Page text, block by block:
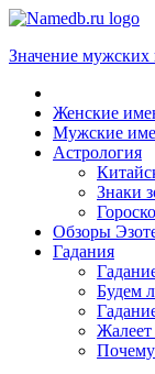
Значение
Женские
Мужские
Астрология
Знаки
Обзоры
Гадания
Будем
Жалеет